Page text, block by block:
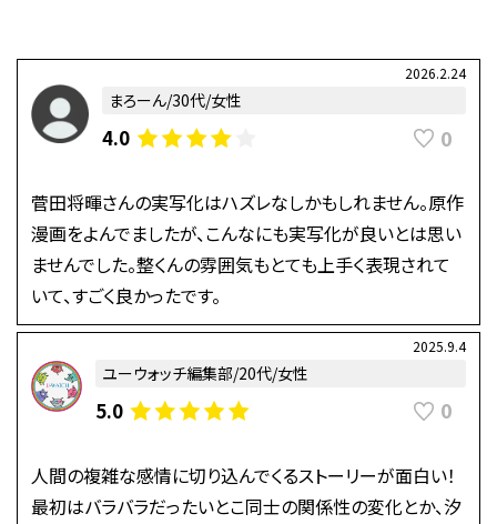
2026.2.24
まろーん/30代/女性
4.0 0
菅田将暉さんの実写化はハズレなしかもしれません。原作
漫画をよんでましたが、こんなにも実写化が良いとは思い
ませんでした。整くんの雰囲気もとても上手く表現されて
いて、すごく良かったです。
2025.9.4
ユーウォッチ編集部/20代/女性
5.0 0
人間の複雑な感情に切り込んでくるストーリーが面白い！
最初はバラバラだったいとこ同士の関係性の変化とか、汐